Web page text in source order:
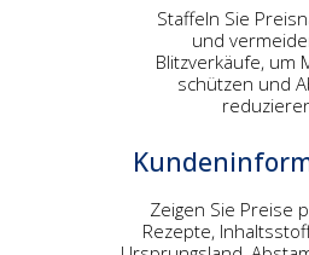
Staffeln Sie
und
Blitzverkäufe, um
schützen und
Zeigen Sie Preise
Rezepte,